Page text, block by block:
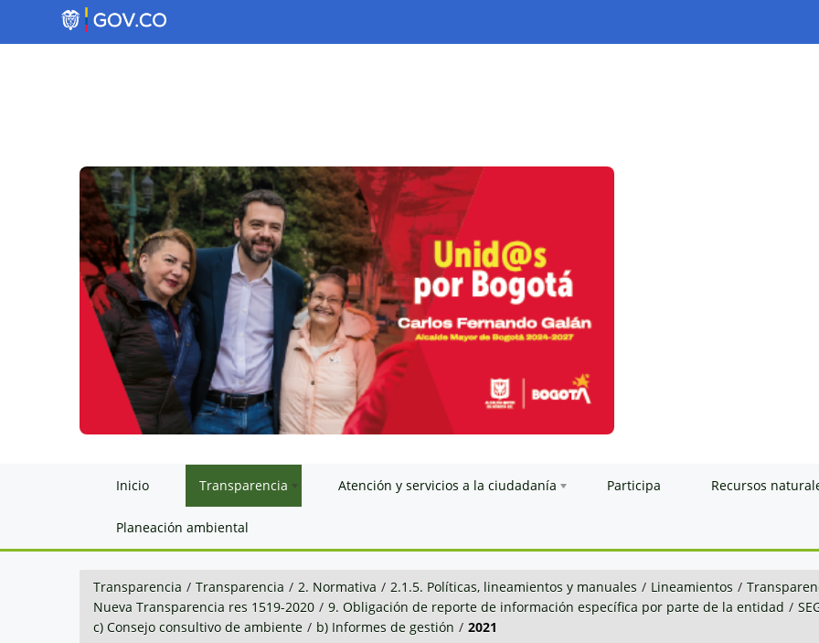
Inicio Transparencia Atención y servicios a la ciudadanía Participa Recursos
Planeación ambiental
Transparencia / Transparencia / 2. Normativa / 2.1.5. Políticas, lineamientos y manuales / Lineamientos /
Nueva Transparencia res 1519-2020 / 9. Obligación de reporte de información específica por parte de la entidad /
c) Consejo consultivo de ambiente / b) Informes de gestión / 2021